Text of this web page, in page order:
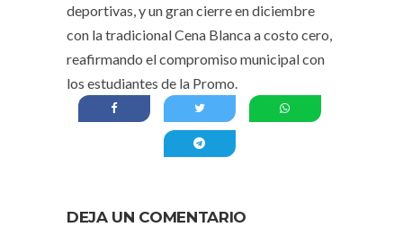
deportivas, y un gran cierre en diciembre
con la tradicional Cena Blanca a costo cero,
reafirmando el compromiso municipal con
los estudiantes de la Promo.
DEJA UN COMENTARIO